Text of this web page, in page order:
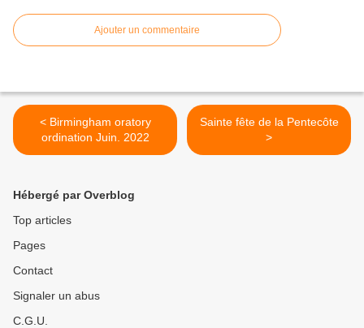
Ajouter un commentaire
< Birmingham oratory
ordination Juin. 2022
Sainte fête de la Pentecôte
>
Hébergé par Overblog
Top articles
Pages
Contact
Signaler un abus
C.G.U.